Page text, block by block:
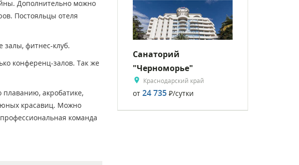
Дополнительно можно
Постояльцы отеля
залы, фитнес-клуб.
конференц-залов. Так же
акробатике,
юных красавиц. Можно
команда
Санаторий
"Черноморье"
Краснодарский край
от 24 735 Р/сутки